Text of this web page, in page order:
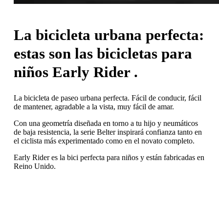
La bicicleta urbana perfecta:
estas son las bicicletas para
niños Early Rider .
La bicicleta de paseo urbana perfecta. Fácil de conducir, fácil
de mantener, agradable a la vista, muy fácil de amar.
Con una geometría diseñada en torno a tu hijo y neumáticos
de baja resistencia, la serie Belter inspirará confianza tanto en
el ciclista más experimentado como en el novato completo.
Early Rider es la bici perfecta para niños y están fabricadas en
Reino Unido.